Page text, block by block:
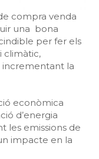
compra venda
una bona
per fer els
climàtic,
incrementant la
econòmica
d’energia
les emissions de
impacte en la